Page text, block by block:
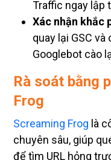
Xác nhận khắc
quay lại GSC và
Googlebot cào
Frog
Screaming Frog
chuyên sâu, giúp
để tìm URL hỏng